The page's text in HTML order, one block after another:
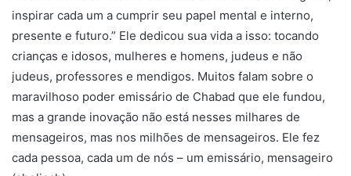
inspirar cada um a cumprir seu papel mental e interno,
presente e futuro.” Ele dedicou sua vida a isso: tocando
crianças e idosos, mulheres e homens, judeus e não
judeus, professores e mendigos. Muitos falam sobre o
maravilhoso poder emissário de Chabad que ele fundou,
mas a grande inovação não está nesses milhares de
mensageiros, mas nos milhões de mensageiros. Ele fez
cada pessoa, cada um de nós – um emissário, mensageiro